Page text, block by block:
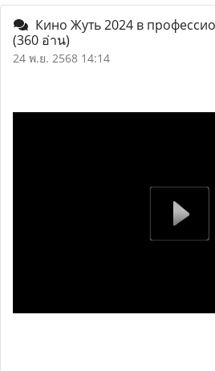
Кино Жуть 2024 в
(360 อ่าน)
24 พ.ย. 2568 14:14